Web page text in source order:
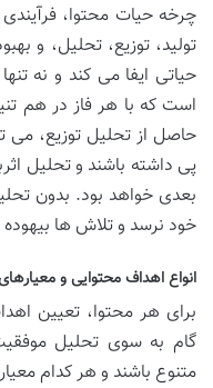
چرخه حیات محتوا،
تولید، توزیع، تحلیل، و
حیاتی ایفا می کند و نه
است که با هر فاز در هم
حاصل از تحلیل توزیع، می
پی داشته باشند و تحلیل
بعدی خواهد بود. بدون
خود نرسد و تلاش ها بیهوده
انواع اهداف محتوایی و
برای هر محتوا، تعیین
گام به سوی تحلیل
متنوع باشند و هر کدام